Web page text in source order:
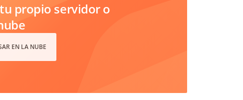
tu propio servidor o
EN LA NUBE